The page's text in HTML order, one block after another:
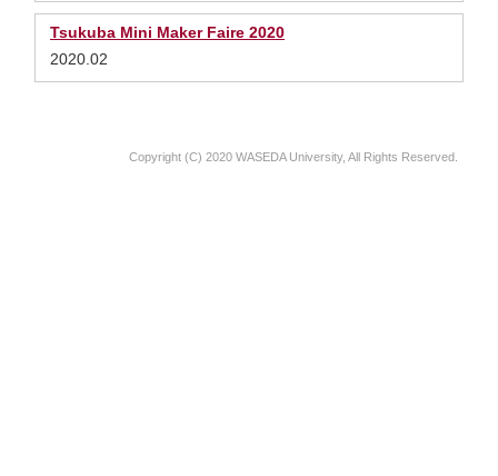
Tsukuba Mini Maker Faire 2020
2020.02
Copyright (C) 2020 WASEDA University, All Rights Reserved.